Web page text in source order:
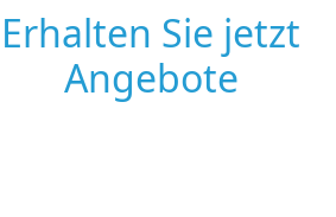
Erhalten Sie jetzt
Angebote